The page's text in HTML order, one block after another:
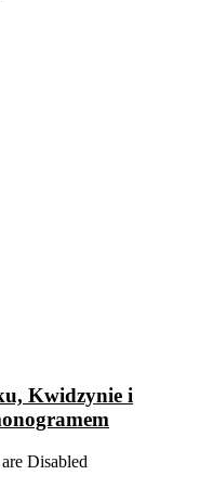
Kwidzynie i
Disabled